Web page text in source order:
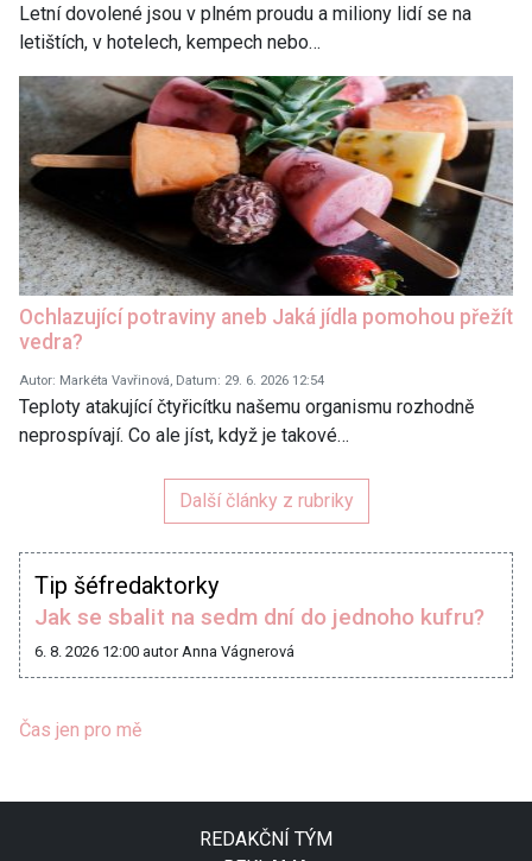
Letní dovolené jsou v plném proudu a miliony lidí se na
letištích, v hotelech, kempech nebo…
Ochlazující potraviny aneb Jaká jídla pomohou přežít
vedra?
Autor: Markéta Vavřinová, Datum: 29. 6. 2026 12:54
Teploty atakující čtyřicítku našemu organismu rozhodně
neprospívají. Co ale jíst, když je takové…
Další články z rubriky
Tip šéfredaktorky
Jak se sbalit na sedm dní do jednoho kufru?
6. 8. 2026 12:00 autor Anna Vágnerová
Čas jen pro mě
REDAKČNÍ TÝM